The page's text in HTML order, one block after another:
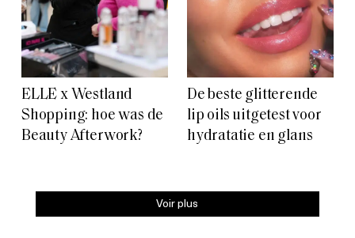
ELLE x Westland
Shopping: hoe was de
Beauty Afterwork?
De beste glitterende
lip oils uitgetest voor
hydratatie en glans
Voir plus